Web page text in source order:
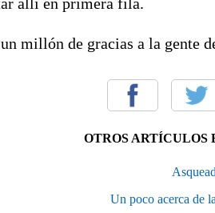
millón de gracias a la gente
OTROS ARTÍCULOS
Un poco acerca de